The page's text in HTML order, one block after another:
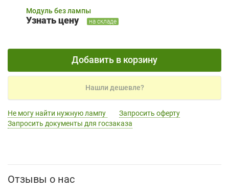
Модуль без лампы
Узнать цену на складе
Добавить в корзину
Нашли дешевле?
Не могу найти нужную лампу
Запросить оферту
Запросить документы для госзаказа
Отзывы о нас